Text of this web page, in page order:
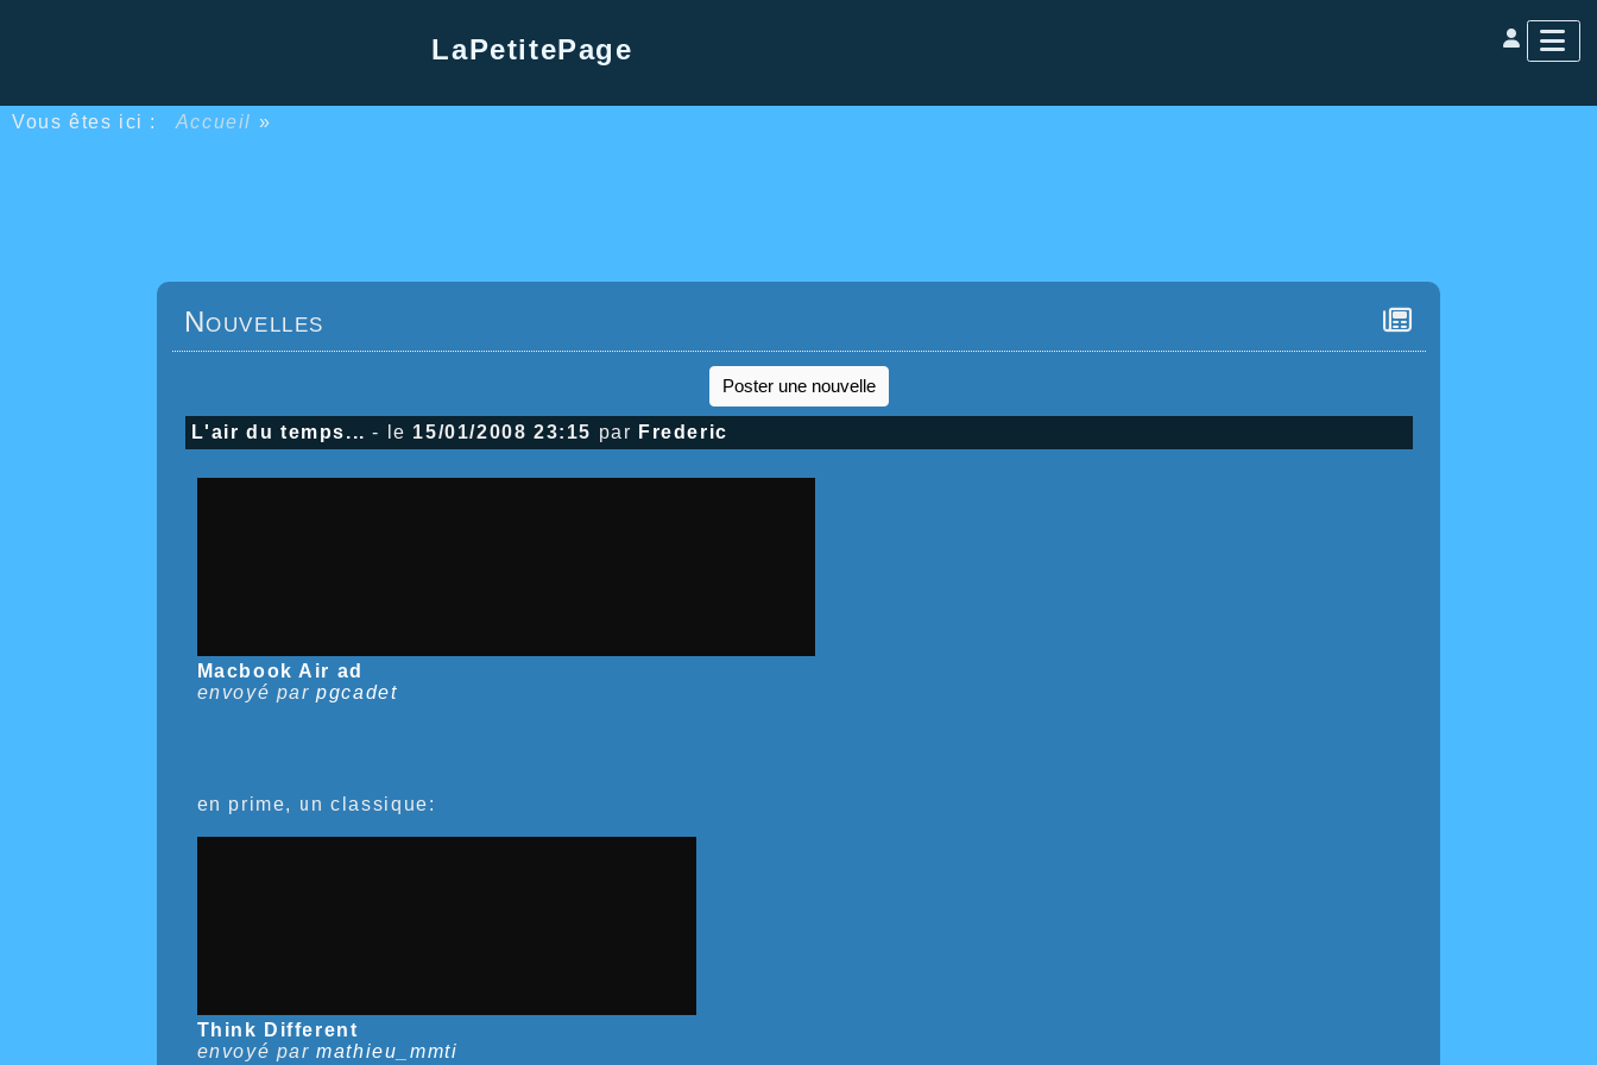
LaPetitePage
Vous êtes ici : Accueil »
Nouvelles
Poster une nouvelle
L'air du temps... - le 15/01/2008 23:15 par Frederic
Macbook Air ad
envoyé parpgcadet
en prime, un classique:
Think Different
envoyé parmathieu_mmti